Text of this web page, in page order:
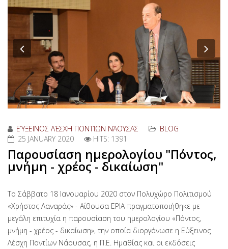
Previous
ΕΎΞΕΙΝΟΣ ΛΈΣΧΗ ΠΟΝΤΊΩΝ ΝΆΟΥΣΑΣ
BLOG
25 JANUARY 2020
HITS: 1391
Παρουσίαση ημερολογίου "Πόντος,
μνήμη - χρέος - δικαίωση"
Το Σάββατο 18 Ιανουαρίου 2020 στον Πολυχώρο Πολιτισμού
«Χρήστος Λαναράς» - Αίθουσα ΕΡΙΑ πραγματοποιήθηκε με
μεγάλη επιτυχία η παρουσίαση του ημερολογίου «Πόντος,
μνήμη - χρέος - δικαίωση», την οποία διοργάνωσε η Εύξεινος
Λέσχη Ποντίων Νάουσας, η Π.Ε. Ημαθίας και οι εκδόσεις